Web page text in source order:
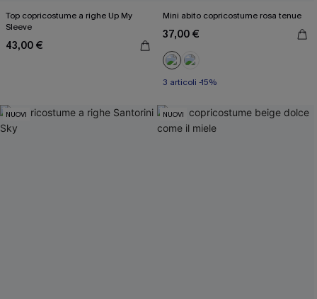
Top copricostume a righe Up My
Sleeve
43,00 €
Mini abito copricostume rosa tenue
37,00 €
3 articoli -15%
NUOVI NUOVI